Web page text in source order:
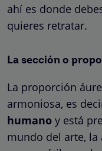
ahí es donde
quieres retratar.
La sección o
La proporción
armoniosa, es
humano y está
mundo del arte, la